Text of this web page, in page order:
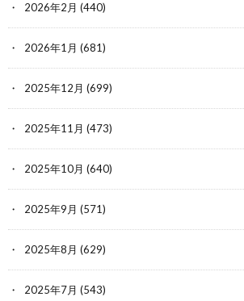
2026年2月 (440)
2026年1月 (681)
2025年12月 (699)
2025年11月 (473)
2025年10月 (640)
2025年9月 (571)
2025年8月 (629)
2025年7月 (543)